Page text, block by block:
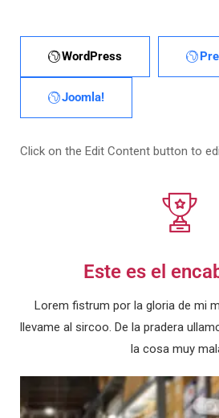
WordPress
Joomla!
Click on the Edit Content button to
Este es el
Lorem fistrum por la gloria de mi
llevame al sircoo. De la pradera
la cosa muy